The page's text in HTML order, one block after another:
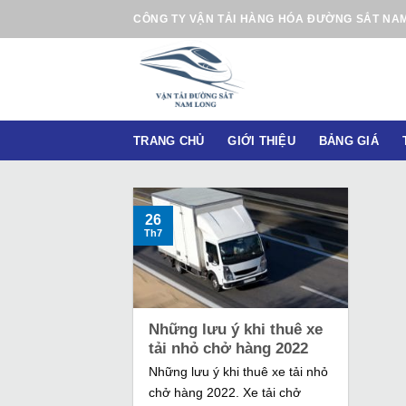
n
CÔNG TY VẬN TẢI HÀNG HÓA ĐƯỜNG SẮT
TRANG CHỦ GIỚI THIỆU BẢNG GIÁ
Những lưu ý khi thuê xe
tải nhỏ chở hàng 2022
Những lưu ý khi thuê xe tải nhỏ
chở hàng 2022. Xe tải chở
26
Th7